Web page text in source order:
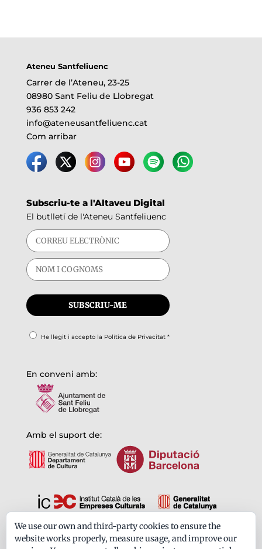
Ateneu Santfeliuenc
Carrer de l’Ateneu, 23-25
08980 Sant Feliu de Llobregat
936 853 242
info@ateneusantfeliuenc.cat
Com arribar
Subscriu-te a l'Altaveu Digital
El butlletí de l'Ateneu Santfeliuenc
He llegit i accepto la Política de Privacitat*
En conveni amb:
Amb el suport de:
Formem part de:
We use our own and third-party cookies to ensure the
website works properly, measure usage, and improve our